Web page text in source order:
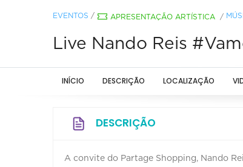
EVENTOS / APRESENTAÇÃO ARTÍSTICA /
Live Nando Reis
INÍCIO DESCRIÇÃO LOCALIZAÇÃO
DESCRIÇÃO
A convite do Partage Shopping, Nando